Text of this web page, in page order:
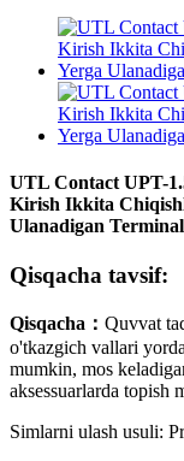
UTL Contact UPT-
Kirish Ikkita
Ulanadigan
Qisqacha tavsif:
Qisqacha ： Quvvat
o'tkazgich vallari
mumkin, mos
aksessuarlarda topish
Simlarni ulash usuli: